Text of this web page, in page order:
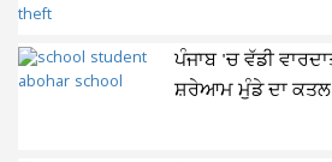
ਪੰਜਾਬ 'ਚ ਵੱਡੀ
ਸ਼ਰੇਆਮ ਮੁੰਡੇ ਦਾ ਕਤਲ